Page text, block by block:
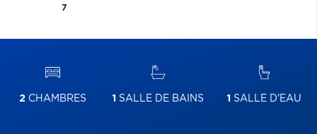
7
2 CHAMBRES 1 SALLE DE BAINS 1 SALLE D'EAU